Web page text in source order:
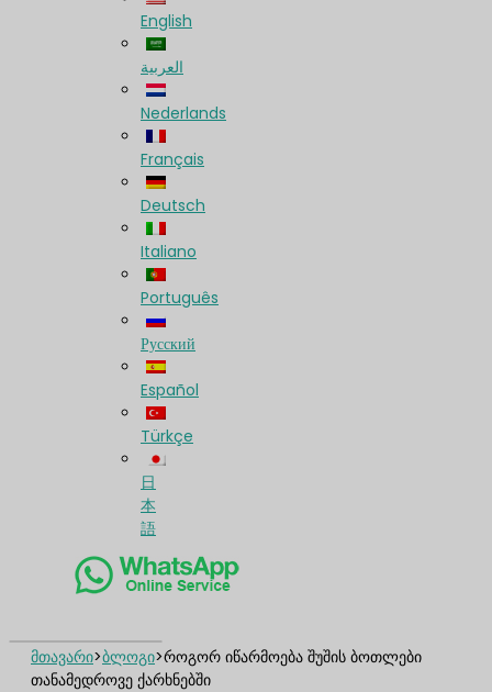
English
العربية
Nederlands
Français
Deutsch
Italiano
Português
Русский
Español
Türkçe
日
本
語
მთავარი>ბლოგი>როგორ იწარმოება შუშის ბოთლები
თანამედროვე ქარხნებში